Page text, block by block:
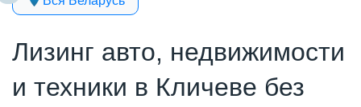
Лизинг авто, недвижимости
и техники в Кличеве без